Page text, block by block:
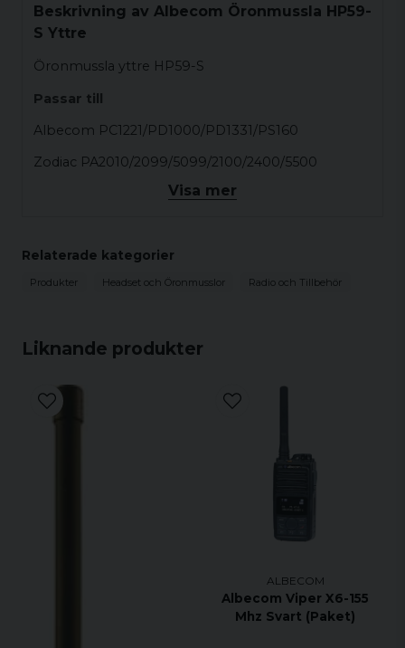
Liknande produkter
ALBECOM
Albecom Viper X6-155
Mhz Svart (Paket)
Beskrivning av Albecom Öronmussla HP59-
S Yttre
Öronmussla yttre HP59-S
Passar till
Albecom PC1221/PD1000/PD1331/PS160
Zodiac PA2010/2099/5099/2100/2400/5500
Hunter MK2/10/21/31/0510
Commaster CM1550/3130
Genzo 3124/2099/8099
Visa mer
Relaterade kategorier
Produkter Headset och Öronmusslor Radio och Tillbehör